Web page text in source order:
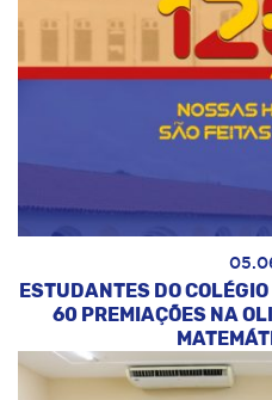
ESTUDANTES DO
60 PREMIAÇÕES NA